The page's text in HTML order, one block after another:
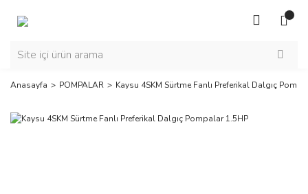
Anasayfa POMPALAR Kaysu 4SKM Sürtme Fanlı Preferikal Dalgıç